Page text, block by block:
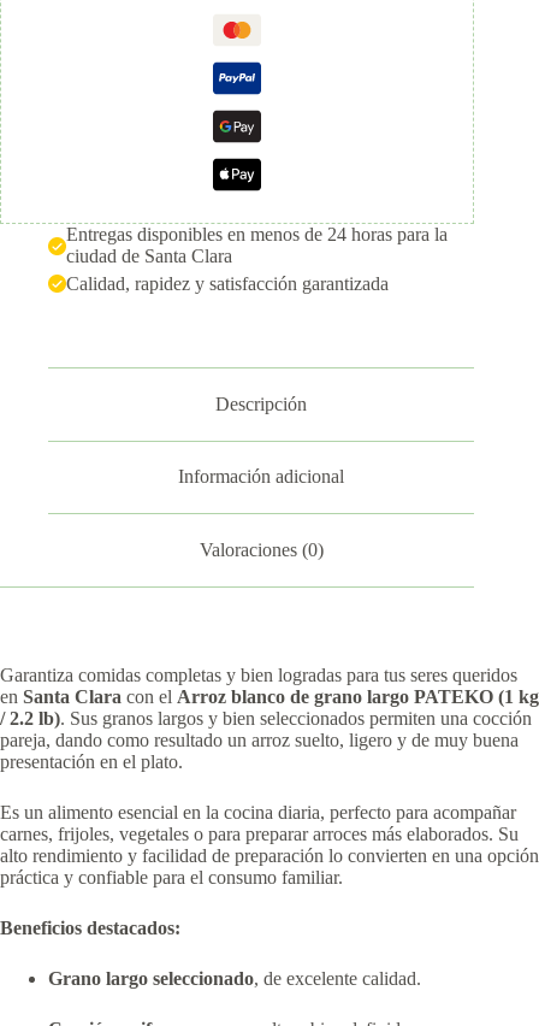
/
2.2
lb)
cantidad
Entregas disponibles en menos de 24 horas para la
ciudad de Santa Clara
Calidad, rapidez y satisfacción garantizada
Descripción
Información adicional
Valoraciones (0)
Garantiza comidas completas y bien logradas para tus seres queridos
en Santa Clara con el Arroz blanco de grano largo PATEKO (1 kg
/ 2.2 lb). Sus granos largos y bien seleccionados permiten una cocción
pareja, dando como resultado un arroz suelto, ligero y de muy buena
presentación en el plato.
Es un alimento esencial en la cocina diaria, perfecto para acompañar
carnes, frijoles, vegetales o para preparar arroces más elaborados. Su
alto rendimiento y facilidad de preparación lo convierten en una opción
práctica y confiable para el consumo familiar.
Beneficios destacados:
Grano largo seleccionado, de excelente calidad.